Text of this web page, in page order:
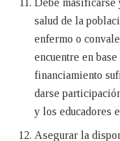
Debe masificarse
salud de la
enfermo o
encuentre en
financiamiento
darse
y los educadores
Asegurar la